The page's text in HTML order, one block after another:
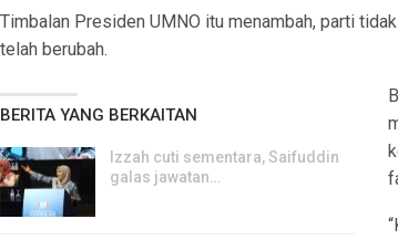
Timbalan Presiden UMNO itu menambah, parti
telah berubah.
BERITA YANG BERKAITAN
Izzah cuti sementara, Saifuddin
galas jawatan…